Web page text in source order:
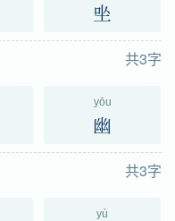
㘴
共3字
yōu
幽
共3字
yù